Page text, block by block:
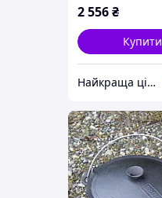
2 556₴
Купити
Найкраща ціна